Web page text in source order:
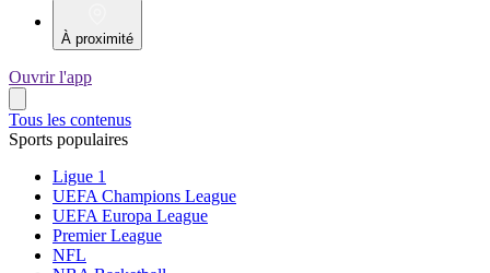
À proximité
Ouvrir l'app
Tous les contenus
Sports populaires
Ligue 1
UEFA Champions League
UEFA Europa League
Premier League
NFL